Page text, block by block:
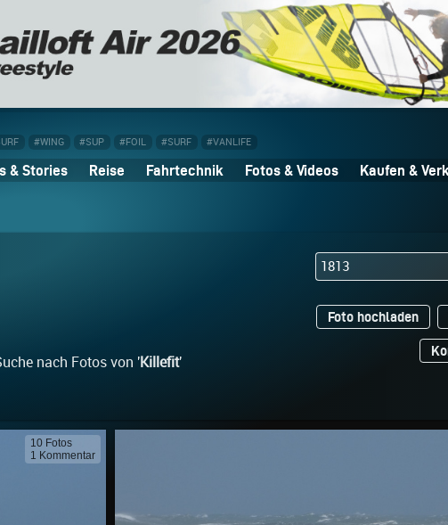
#WING #SUP #FOIL #SURF #VANLIFE
& Stories Reise Fahrtechnik Fotos & Videos Kaufen &
nach Fotos von 'Killefit'
Foto hochladen
10 Fotos
1 Kommentar